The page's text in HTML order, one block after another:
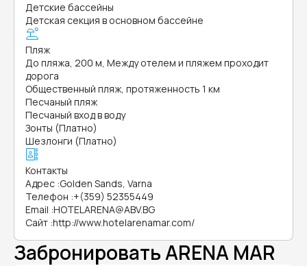
Детские бассейны
Детская секция в основном бассейне
Пляж
До пляжа, 200 м, Между отелем и пляжем проходит
дорога
Общественный пляж, протяженность 1 км
Песчаный пляж
Песчаный вход в воду
Зонты (Платно)
Шезлонги (Платно)
Контакты
Адрес :Golden Sands, Varna
Телефон :+(359) 52355449
Email :HOTELARENA@ABV.BG
Сайт :http://www.hotelarenamar.com/
Забронировать ARENA MAR